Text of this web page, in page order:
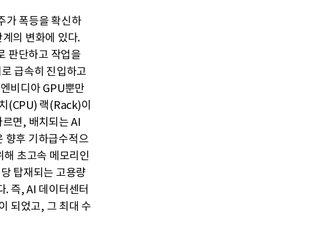
폭등을 확신하
의 변화에 있다.
판단하고 작업을
급속히 진입하고
비디아 GPU뿐만
(CPU) 랙(Rack)이
면, 배치되는 AI
향후 기하급수적으
초고속 메모리인
탑재되는 고용량
. 즉, AI 데이터센터
되었고, 그 최대 수